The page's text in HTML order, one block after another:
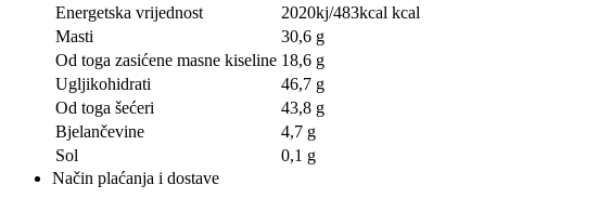
Energetska vrijednost
2020kj/483kcal kcal
Masti
30,6 g
Od toga zasićene masne kiseline 18,6 g
Ugljikohidrati
46,7 g
Od toga šećeri
43,8 g
Bjelančevine
4,7 g
Sol
0,1 g
Način plaćanja i dostave